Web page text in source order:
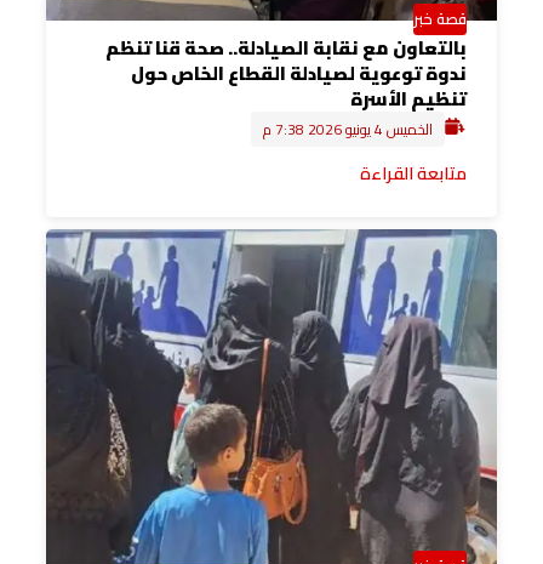
قصة خبر
بالتعاون مع نقابة الصيادلة.. صحة قنا تنظم
ندوة توعوية لصيادلة القطاع الخاص حول
تنظيم الأسرة
الخميس 4 يونيو 2026 7:38 م
متابعة القراءة